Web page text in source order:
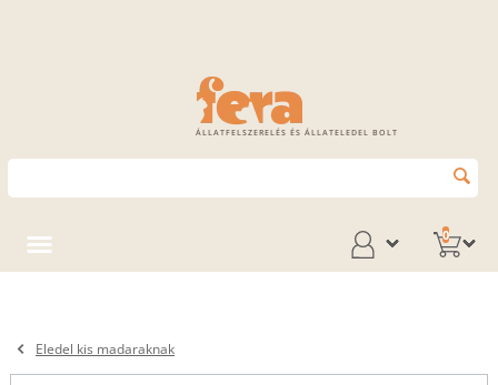
ÁLLATFELSZERELÉS ÉS ÁLLATELEDEL BOLT
0
Eledel kis madaraknak